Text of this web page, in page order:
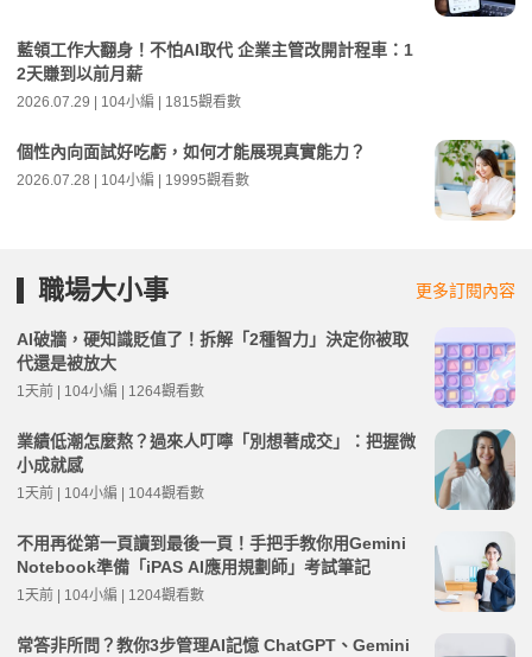
藍領工作大翻身！不怕AI取代 企業主管改開計程車：1
2天賺到以前月薪
2026.07.29 | 104小編 | 1815觀看數
個性內向面試好吃虧，如何才能展現真實能力？
2026.07.28 | 104小編 | 19995觀看數
職場大小事 更多訂閱內容
AI破牆，硬知識貶值了！拆解「2種智力」決定你被取
代還是被放大
1天前 | 104小編 | 1264觀看數
業績低潮怎麼熬？過來人叮嚀「別想著成交」：把握微
小成就感
1天前 | 104小編 | 1044觀看數
不用再從第一頁讀到最後一頁！手把手教你用Gemini
Notebook準備「iPAS AI應用規劃師」考試筆記
1天前 | 104小編 | 1204觀看數
常答非所問？教你3步管理AI記憶 ChatGPT、Gemini